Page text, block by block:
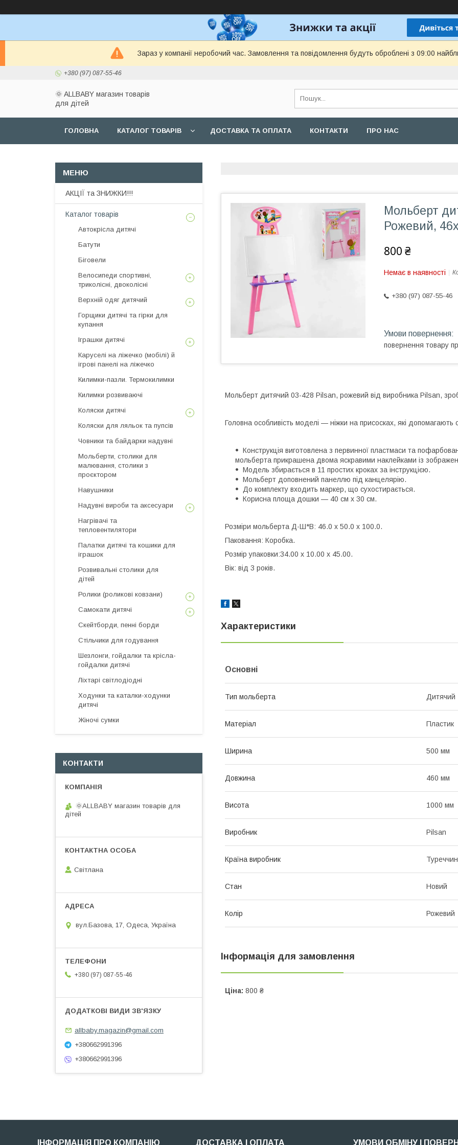
Зараз у компанії неробочий час. Замовлення та повідомлення будуть оброблені з 09:00
+380 (97) 087-55-46
🌞 ALLBABY магазин товарів
для дітей
ГОЛОВНА КАТАЛОГ ТОВАРІВ ДОСТАВКА ТА ОПЛАТА КОНТАКТИ ПРО НАС
Мольберт
Рожевий,
800 ₴
Немає в наявності
+380 (97) 087-55-46
повернення товару
Мольберт дитячий 03-428 Pilsan, рожевий від виробника Pilsan,
Головна особливість моделі — ніжки на присосках, які допомагають
Конструкція виготовлена з первинної пластмаси та
мольберта прикрашена двома яскравими наклейками із
Модель збирається в 11 простих кроках за інструкцією.
Мольберт доповнений панеллю під канцелярію.
До комплекту входить маркер, що сухостирається.
Корисна площа дошки — 40 см х 30 см.
Розміри мольберта Д·Ш*В: 46.0 x 50.0 x 100.0.
Паковання: Коробка.
Розмір упаковки:34.00 x 10.00 x 45.00.
Вік: від 3 років.
Характеристики
Основні
Тип мольберта Дитячий
Матеріал Пластик
Ширина 500 мм
Довжина 460 мм
Висота 1000 мм
Виробник Pilsan
Країна виробник
Стан Новий
Колір Рожевий
Інформація для замовлення
Ціна: 800 ₴
АКЦІЇ та ЗНИЖКИ!!!
Каталог товарів
Автокрісла дитячі
Батути
Біговели
Велосипеди спортивні,
триколісні, двоколісні
Верхній одяг дитячий
Горщики дитячі та гірки для
купання
Іграшки дитячі
Каруселі на ліжечко (мобілі) й
ігрові панелі на ліжечко
Килимки-пазли. Термокилимки
Килимки розвиваючі
Коляски дитячі
Коляски для ляльок та пупсів
Човники та байдарки надувні
Мольберти, столики для
малювання, столики з
проєктором
Навушники
Надувні вироби та аксесуари
Нагрівачі та
тепловентилятори
Палатки дитячі та кошики для
іграшок
Розвивальні столики для
дітей
Ролики (роликові ковзани)
Самокати дитячі
Скейтборди, пенні борди
Стільчики для годування
Шезлонги, гойдалки та крісла-
гойдалки дитячі
Ліхтарі світлодіодні
Ходунки та каталки-ходунки
дитячі
Жіночі сумки
КОНТАКТИ
🌞ALLBABY магазин товарів для
дітей
Світлана
вул.Базова, 17, Одеса, Україна
+380 (97) 087-55-46
allbaby.magazin@gmail.com
+380662991396
+380662991396
ІНФОРМАЦІЯ ПРО КОМПАНІЮ ДОСТАВКА І ОПЛАТА УМОВИ ОБМІНУ І